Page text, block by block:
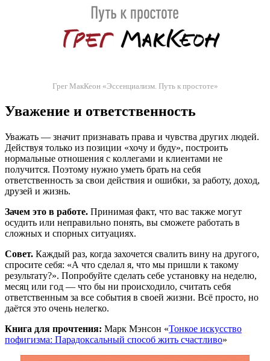
Грег МакКеон «Эссенциализм. Путь к простоте»
Уважение и ответственность
Уважать — значит признавать права и чувства других людей.
Действуя только из позиции «хочу и буду», построить
нормальные отношения с коллегами и клиентами не
получится. Поэтому нужно уметь брать на себя
ответственность за свои действия и ошибки, за работу, доход,
друзей и жизнь.
Зачем это в работе. Принимая факт, что вас также могут
осудить или неправильно понять, вы сможете работать в
сложных и спорных ситуациях.
Совет. Каждый раз, когда захочется свалить вину на другого,
спросите себя: «А что сделал я, что мы пришли к такому
результату?». Попробуйте сделать себе установку на неделю,
месяц или год — что бы ни происходило, считать себя
ответственным за все события в своей жизни. Всё просто, но
даётся это очень нелегко.
Книга для прочтения: Марк Мэнсон «Тонкое искусство
пофигизма: Парадоксальный способ жить счастливо»